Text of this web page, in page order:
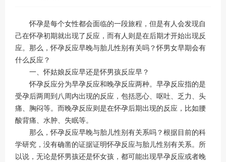
怀孕是每个女性都会面临的一段旅程，但是有人会发现自
己在怀孕初期就出现了反应，而有人则是在后期才开始出现反
应。那么，怀孕反应早晚与胎儿性别有关吗？怀男女早期会有
什么反应？
一、怀姑娘反应早还是怀男孩反应早？
怀孕反应分为早孕反应和晚孕反应两种。早孕反应指的是
受孕后两周到八周内出现的反应，包括恶心、呕吐、乏力、头
痛、胸闷等。而晚孕反应则是在怀孕后期出现的反应，比如腰
酸背痛、水肿、失眠等。
那么，怀孕反应早晚与胎儿性别有关系吗？根据目前的科
学研究，没有确凿的证据证明怀孕反应与胎儿性别有关系。所
以说，无论是怀男孩还是怀女孩，都可能出现早孕反应或者晚